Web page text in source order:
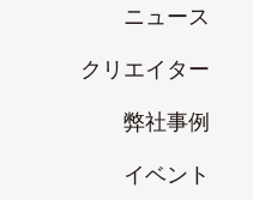
ニュース
クリエイター
弊社事例
イベント